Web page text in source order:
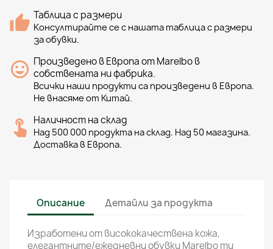
Таблица с размери
Консултирайте се с нашата таблица с размери
за обувки.
Произведено в Европа от Marelbo в
собствената ни фабрика.
Всички наши продукти са произведени в Европа.
Не внасяме от Китай.
Наличност на склад
Над 500 000 продукта на склад. Над 50 магазина.
Доставка в Европа.
Описание Детайли за продукта
Изработени от висококачествена кожа,
елегантните/ежедневни обувки Marelbo ти